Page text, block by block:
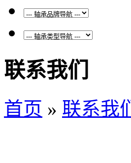
联系我们
首页 » 联系我们